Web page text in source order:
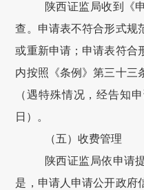
陕西证监局收到《
查。申请表不符合形式规
或重新申请；申请表符合
内按照《条例》第三十三
（遇特殊情况，经告知
日）。
（五）收费管理
陕西证监局依申请
是，申请人申请公开政府